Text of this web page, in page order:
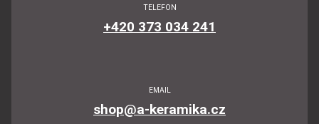
TELEFON
+420 373 034 241
EMAIL
shop@a-keramika.cz